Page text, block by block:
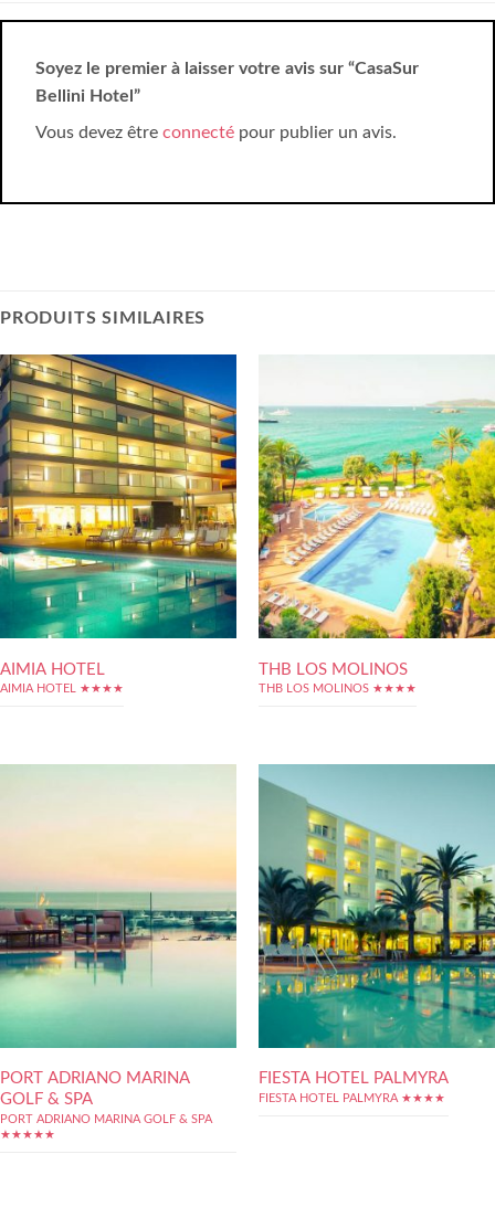
Soyez le premier à laisser votre avis sur “CasaSur
Bellini Hotel”
Vous devez être connecté pour publier un avis.
PRODUITS SIMILAIRES
AIMIA HOTEL
AIMIA HOTEL ★★★★
THB LOS MOLINOS
THB LOS MOLINOS ★★★★
PORT ADRIANO MARINA
GOLF & SPA
PORT ADRIANO MARINA GOLF & SPA
★★★★★
FIESTA HOTEL PALMYRA
FIESTA HOTEL PALMYRA ★★★★